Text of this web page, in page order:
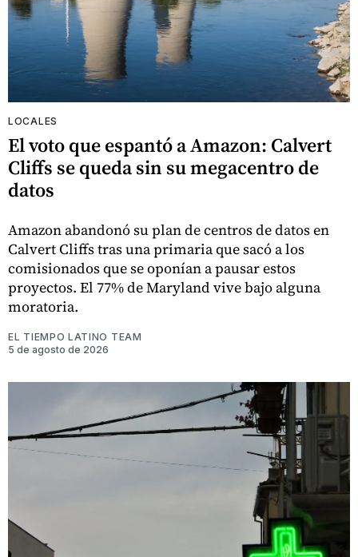
LOCALES
El voto que espantó a Amazon: Calvert
Cliffs se queda sin su megacentro de
datos
Amazon abandonó su plan de centros de datos en
Calvert Cliffs tras una primaria que sacó a los
comisionados que se oponían a pausar estos
proyectos. El 77% de Maryland vive bajo alguna
moratoria.
EL TIEMPO LATINO TEAM
5 de agosto de 2026